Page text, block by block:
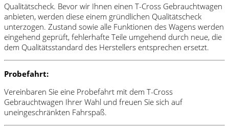
Qualitätscheck. Bevor wir Ihnen einen T-Cross Gebrauchtwagen
anbieten, werden diese einem gründlichen Qualitätscheck
unterzogen. Zustand sowie alle Funktionen des Wagens werden
eingehend geprüft, fehlerhafte Teile umgehend durch neue, die
dem Qualitätsstandard des Herstellers entsprechen ersetzt.
Probefahrt:
Vereinbaren Sie eine Probefahrt mit dem T-Cross
Gebrauchtwagen Ihrer Wahl und freuen Sie sich auf
uneingeschränkten Fahrspaß.